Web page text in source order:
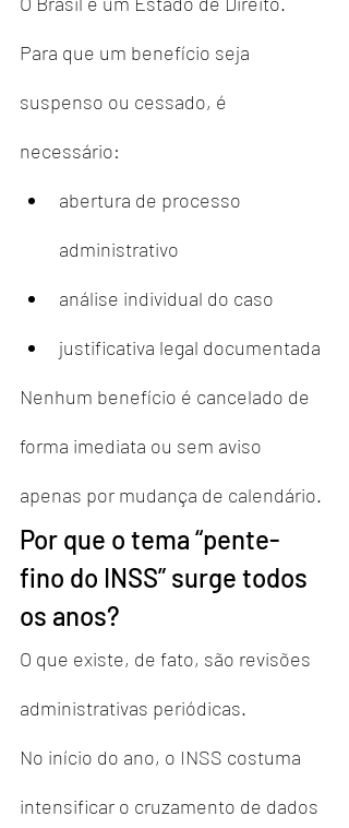
Para que um benefício seja
suspenso ou cessado, é
necessário:
abertura de processo
administrativo
análise individual do caso
justificativa legal documentada
Nenhum benefício é cancelado de
forma imediata ou sem aviso
apenas por mudança de calendário.
Por que o tema “pente-
fino do INSS” surge todos
os anos?
O que existe, de fato, são revisões
administrativas periódicas.
No início do ano, o INSS costuma
intensificar o cruzamento de dados